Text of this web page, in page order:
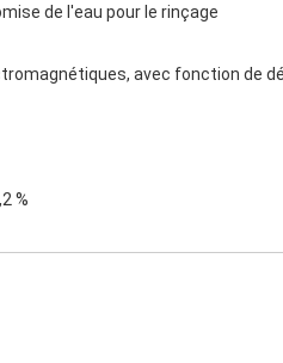
de l'eau pour le rinçage
avec fonction de
%